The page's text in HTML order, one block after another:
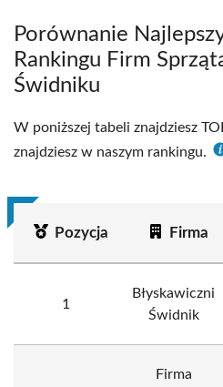
Porównanie
Rankingu Firm
Świdniku
W poniższej tabeli znajdziesz
znajdziesz w naszym rankingu.
Pozycja Firma
1
Błyskawiczni
Świdnik
Firma